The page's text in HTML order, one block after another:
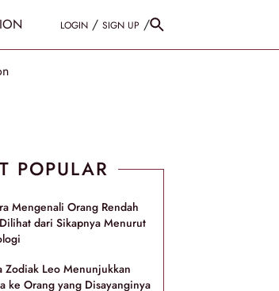
LOGIN / SIGN UP /
POPULAR
Mengenali Orang Rendah
dari Sikapnya Menurut
Zodiak Leo Menunjukkan
ke Orang yang Disayanginya